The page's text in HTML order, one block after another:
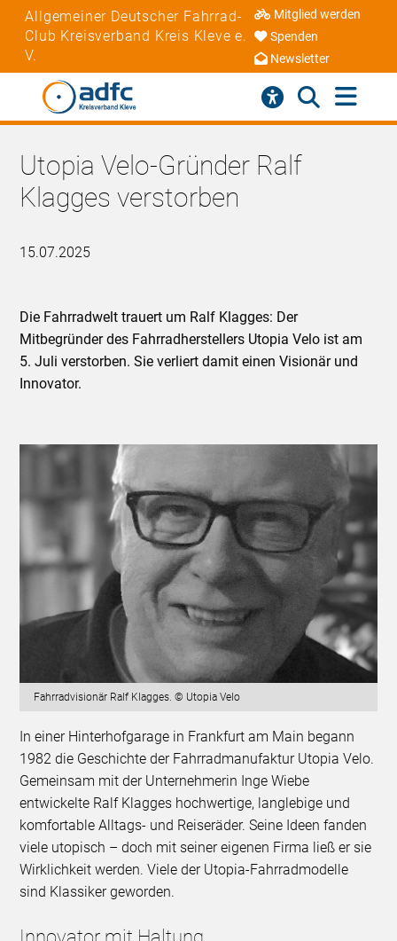
Allgemeiner Deutscher Fahrrad-
Club Kreisverband Kreis Kleve e.
V.
Mitglied werden
Spenden
Newsletter
Utopia Velo-Gründer Ralf
Klagges verstorben
15.07.2025
Die Fahrradwelt trauert um Ralf Klagges: Der
Mitbegründer des Fahrradherstellers Utopia Velo ist am
5. Juli verstorben. Sie verliert damit einen Visionär und
Innovator.
Fahrradvisionär Ralf Klagges. © Utopia Velo
In einer Hinterhofgarage in Frankfurt am Main begann
1982 die Geschichte der Fahrradmanufaktur Utopia Velo.
Gemeinsam mit der Unternehmerin Inge Wiebe
entwickelte Ralf Klagges hochwertige, langlebige und
komfortable Alltags- und Reiseräder. Seine Ideen fanden
viele utopisch – doch mit seiner eigenen Firma ließ er sie
Wirklichkeit werden. Viele der Utopia-Fahrradmodelle
sind Klassiker geworden.